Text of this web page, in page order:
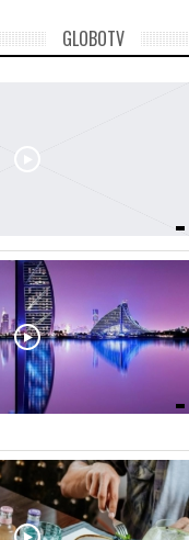
GLOBOTV